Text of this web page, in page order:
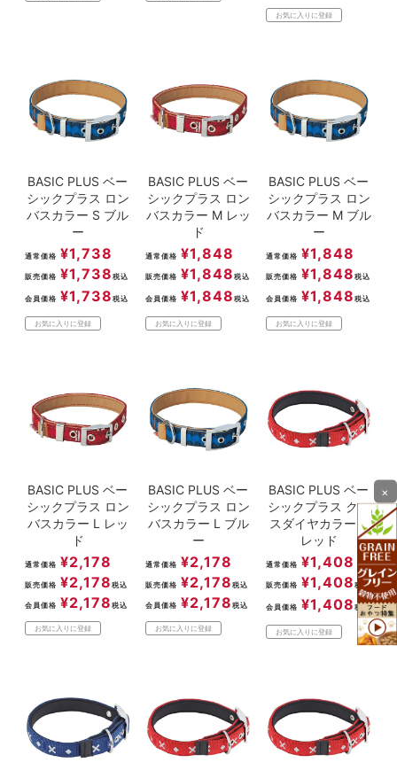
お気に入りに登録
BASIC PLUS ベー
シックプラス ロン
バスカラー S ブル
ー
通常価格 ¥1,738
販売価格 ¥1,738 税込
会員価格 ¥1,738 税込
お気に入りに登録
BASIC PLUS ベー
シックプラス ロン
バスカラー M レッ
ド
通常価格 ¥1,848
販売価格 ¥1,848 税込
会員価格 ¥1,848 税込
お気に入りに登録
BASIC PLUS ベー
シックプラス ロン
バスカラー M ブル
ー
通常価格 ¥1,848
販売価格 ¥1,848 税込
会員価格 ¥1,848 税込
お気に入りに登録
BASIC PLUS ベー
シックプラス ロン
バスカラー L レッ
ド
通常価格 ¥2,178
販売価格 ¥2,178 税込
会員価格 ¥2,178 税込
お気に入りに登録
BASIC PLUS ベー
シックプラス ロン
バスカラー L ブル
ー
通常価格 ¥2,178
販売価格 ¥2,178 税込
会員価格 ¥2,178 税込
お気に入りに登録
BASIC PLUS ベー
シックプラス クロ
スダイヤカラー S
レッド
通常価格 ¥1,408
販売価格 ¥1,408 税込
会員価格 ¥1,408 税込
お気に入りに登録
×